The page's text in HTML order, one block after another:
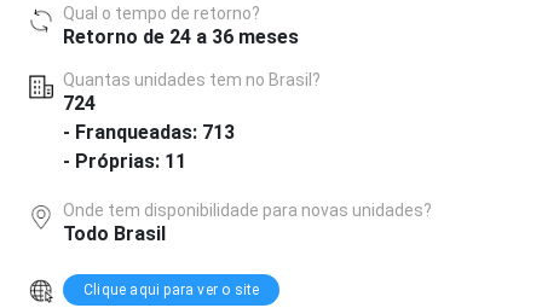
Qual o tempo de retorno?
Retorno de 24 a 36 meses
Quantas unidades tem no Brasil?
724
- Franqueadas: 713
- Próprias: 11
Onde tem disponibilidade para novas unidades?
Todo Brasil
Clique aqui para ver o site